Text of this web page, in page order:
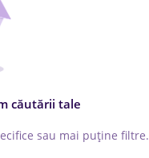
căutării tale
sau mai puține filtre.